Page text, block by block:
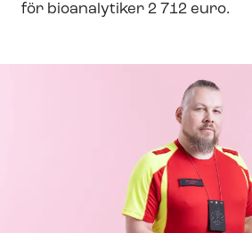
för bioanalytiker 2 712 euro.